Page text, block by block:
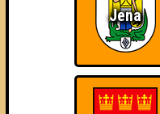
3. Rhabarber Barbaren
13
4. Seitensprung
12
Jena